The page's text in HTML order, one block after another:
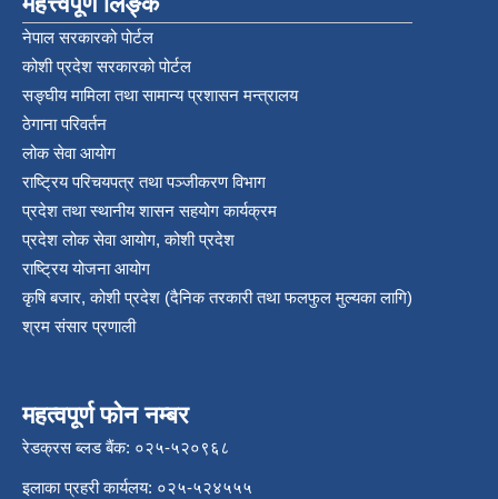
नेपाल सरकारको पोर्टल
कोशी प्रदेश सरकारको पोर्टल
सङ्‍घीय मामिला तथा सामान्य प्रशासन मन्त्रालय
ठेगाना परिवर्तन
लोक सेवा आयोग
राष्ट्रिय परिचयपत्र तथा पञ्‍जीकरण विभाग
प्रदेश तथा स्थानीय शासन सहयोग कार्यक्रम
प्रदेश लोक सेवा आयोग, कोशी प्रदेश
राष्ट्रिय योजना आयोग
कृषि बजार, कोशी प्रदेश (दैनिक तरकारी तथा फलफुल मुल्यका लागि)
श्रम संसार प्रणाली
महत्वपूर्ण फोन नम्बर
रेडक्रस ब्लड बैंक: ०२५-५२०९६८
इलाका प्रहरी कार्यलय: ०२५-५२४५५५